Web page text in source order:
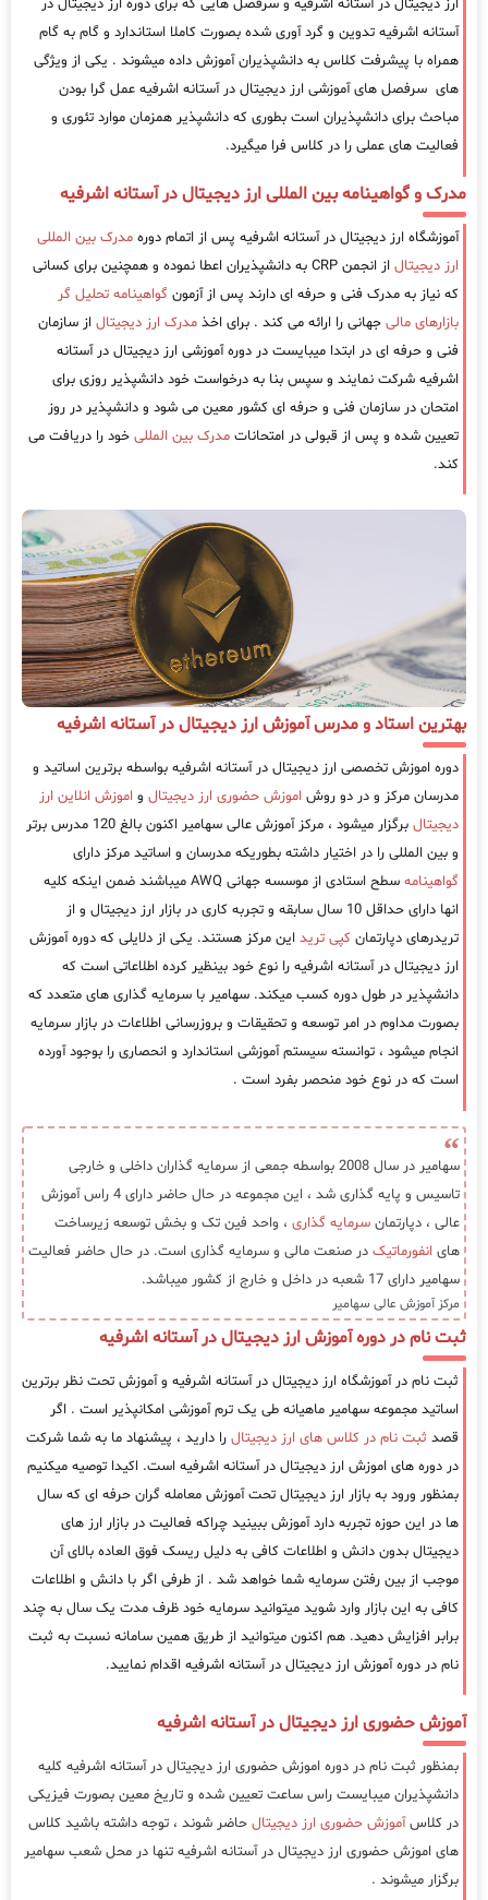
ارز دیجیتال در آستانه اشرفیه و سرفصل هایی که برای دوره ارز دیجیتال در
آستانه اشرفیه تدوین و گرد آوری شده بصورت کاملا استاندارد و گام به گام
همراه با پیشرفت کلاس به دانشپذیران آموزش داده میشوند . یکی از ویژگی
های سرفصل های آموزشی ارز دیجیتال در آستانه اشرفیه عمل گرا بودن
مباحث برای دانشپذیران است بطوری که دانشپذیر همزمان موارد تئوری و
فعالیت های عملی را در کلاس فرا میگیرد.
مدرک و گواهینامه بین المللی ارز دیجیتال در آستانه اشرفیه
آموزشگاه ارز دیجیتال در آستانه اشرفیه پس از اتمام دوره مدرک بین المللی
ارز دیجیتال
از انجمن CRP به دانشپذیران اعطا نموده و همچنین برای کسانی
که نیاز به مدرک فنی و حرفه ای دارند پس از آزمون گواهینامه تحلیل گر
بازارهای مالی جهانی را ارائه می کند . برای اخذ مدرک ارز دیجیتال از سازمان
فنی و حرفه ای در ابتدا میبایست در دوره آموزشی ارز دیجیتال در آستانه
اشرفیه شرکت نمایند و سپس بنا به درخواست خود دانشپذیر روزی برای
امتحان در سازمان فنی و حرفه ای کشور معین می شود و دانشپذیر در روز
تعیین شده و پس از قبولی در امتحانات مدرک بین المللی خود را دریافت می
کند.
بهترین استاد و مدرس آموزش ارز دیجیتال در آستانه اشرفیه
دوره اموزش تخصصی ارز دیجیتال در آستانه اشرفیه بواسطه برترین اساتید و
مدرسان مرکز و در دو روش اموزش حضوری ارز دیجیتال و اموزش انلاین ارز
دیجیتال
برگزار میشود ، مرکز آموزش عالی سهامیر اکنون بالغ 120 مدرس برتر
و بین المللی را در اختیار داشته بطوریکه مدرسان و اساتید مرکز دارای
گواهینامه
سطح استادی از موسسه جهانی AWQ میباشند ضمن اینکه کلیه
انها دارای حداقل 10 سال سابقه و تجربه کاری در بازار ارز دیجیتال و از
تریدرهای دپارتمان کپی ترید این مرکز هستند. یکی از دلایلی که دوره آموزش
ارز دیجیتال در آستانه اشرفیه را نوع خود بینظیر کرده اطلاعاتی است که
دانشپذیر در طول دوره کسب میکند. سهامیر با سرمایه گذاری های متعدد که
بصورت مداوم در امر توسعه و تحقیقات و بروزرسانی اطلاعات در بازار سرمایه
انجام میشود ، توانسته سیستم آموزشی استاندارد و انحصاری را بوجود آورده
است که در نوع خود منحصر بفرد است .
سهامیر در سال 2008 بواسطه جمعی از سرمایه گذاران داخلی و خارجی
تاسیس و پایه گذاری شد ، این مجموعه در حال حاضر دارای 4 راس آموزش
عالی ، دپارتمان سرمایه گذاری ، واحد فین تک و بخش توسعه زیرساخت
های انفورماتیک در صنعت مالی و سرمایه گذاری است. در حال حاضر فعالیت
سهامیر دارای 17 شعبه در داخل و خارج از کشور میباشد.
مرکز آموزش عالی سهامیر
ثبت نام در دوره آموزش ارز دیجیتال در آستانه اشرفیه
ثبت نام در آموزشگاه ارز دیجیتال در آستانه اشرفیه و آموزش تحت نظر برترین
اساتید مجموعه سهامیر ماهیانه طی یک ترم آموزشی امکانپذیر است . اگر
قصد ثبت نام در کلاس های ارز دیجیتال را دارید ، پیشنهاد ما به شما شرکت
در دوره های اموزش ارز دیجیتال در آستانه اشرفیه است. اکیدا توصیه میکنیم
بمنظور ورود به بازار ارز دیجیتال تحت آموزش معامله گران حرفه ای که سال
ها در این حوزه تجربه دارد آموزش ببینید چراکه فعالیت در بازار ارز های
دیجیتال بدون دانش و اطلاعات کافی به دلیل ریسک فوق العاده بالای آن
موجب از بین رفتن سرمایه شما خواهد شد . از طرفی اگر با دانش و اطلاعات
کافی به این بازار وارد شوید میتوانید سرمایه خود ظرف مدت یک سال به چند
برابر افزایش دهید. هم اکنون میتوانید از طریق همین سامانه نسبت به ثبت
نام در دوره آموزش ارز دیجیتال در آستانه اشرفیه اقدام نمایید.
آموزش حضوری ارز دیجیتال در آستانه اشرفیه
بمنظور ثبت نام در دوره اموزش حضوری ارز دیجیتال در آستانه اشرفیه کلیه
دانشپذیران میبایست راس ساعت تعیین شده و تاریخ معین بصورت فیزیکی
در کلاسآموزش حضوری ارز دیجیتال حاضر شوند ، توجه داشته باشید کلاس
های اموزش حضوری ارز دیجیتال در آستانه اشرفیه تنها در محل شعب سهامیر
برگزار میشوند .